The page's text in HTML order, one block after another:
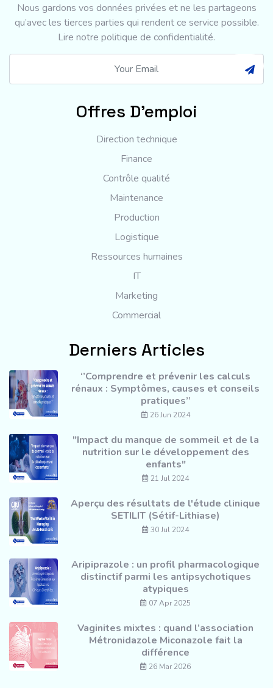
Nous gardons vos données privées et ne les partageons
qu’avec les tierces parties qui rendent ce service possible.
Lire notre politique de confidentialité.
Offres D'emploi
Direction technique
Finance
Contrôle qualité
Maintenance
Production
Logistique
Ressources humaines
IT
Marketing
Commercial
Derniers Articles
‘’Comprendre et prévenir les calculs
rénaux : Symptômes, causes et conseils
pratiques’’
26 Jun 2024
"Impact du manque de sommeil et de la
nutrition sur le développement des
enfants"
21 Jul 2024
Aperçu des résultats de l'étude clinique
SETILIT (Sétif-Lithiase)
30 Jul 2024
Aripiprazole : un profil pharmacologique
distinctif parmi les antipsychotiques
atypiques
07 Apr 2025
Vaginites mixtes : quand l’association
Métronidazole Miconazole fait la
différence
26 Mar 2026